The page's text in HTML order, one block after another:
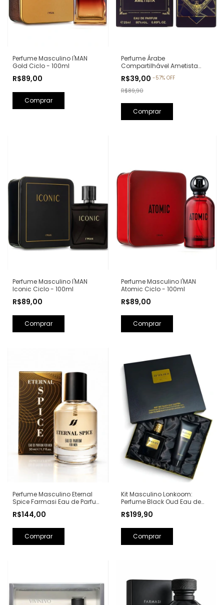
Perfume Masculino I'MAN
Gold Ciclo - 100ml
R$89,00
Perfume Árabe
Compartilhável Ametista
25ml (Ref. Olfativa: Bade'e Al
Oud Amethyst Lattafa)
R$39,00 -57% OFF
R$89,90
Perfume Masculino I'MAN
Iconic Ciclo - 100ml
R$89,00
Perfume Masculino I'MAN
Atomic Ciclo - 100ml
R$89,00
Perfume Masculino Eternal
Spice Farmasi Eau de Parfum
Carolina Herrera)
R$144,00
Kit Masculino Lonkoom:
Perfume Black Oud Eau de
Barba Perfumada 150ml
R$199,90